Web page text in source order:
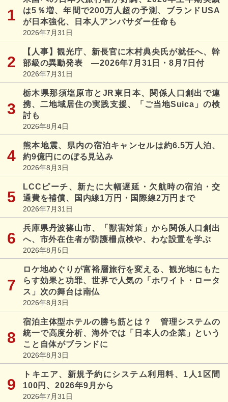
は5％増、年間で200万人超の予測、ブランドUSA
が日本強化、日本人アンバサダー任命も
2026年7月31日
【人事】観光庁、新長官に木村典央氏が就任へ、幹
部級の異動発表 ―2026年7月31日・8月7日付
2026年7月31日
栃木県那須塩原市とJR東日本、関係人口創出で連
携、二地域居住の実践支援、「ご当地Suica」の検
討も
2026年8月4日
熊本地震、県内の宿泊キャンセルは約6.5万人泊、
約9億円にのぼる見込み
2026年8月3日
LCCピーチ、新たに大幅遅延・欠航時の宿泊・交
通費を補償、国内線1万円・国際線2万円まで
2026年7月31日
兵庫県丹波篠山市、「獣害対策」から関係人口創出
へ、市外在住者が防護柵点検や、わな設置を学ぶ
2026年8月5日
ロケ地めぐりが富裕層旅行を変える、観光地にもた
らす効果と功罪、世界で人気の「ホワイト・ロータ
ス」次の舞台は南仏
2026年8月3日
宿泊主体型ホテルの勝ち筋とは？ 管理システムの
統一で高度分析、海外では「日本人の企業」という
こと自体がブランドに
2026年8月3日
トキエア、新規予約にシステム利用料、1人1区間
100円、2026年9月から
2026年7月31日